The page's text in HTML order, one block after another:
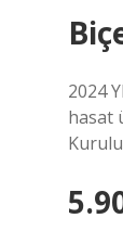
2024
hasat